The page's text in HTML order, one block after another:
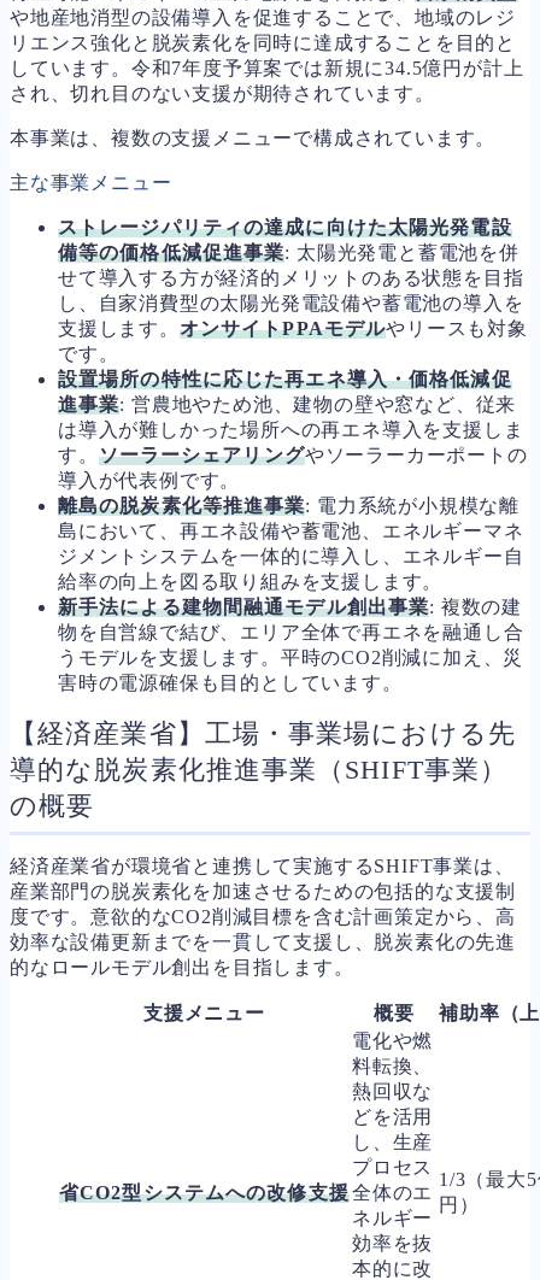
や地産地消型の設備導入を促進することで、地域のレジ
リエンス強化と脱炭素化を同時に達成することを目的と
しています。令和7年度予算案では新規に34.5億円が計上
され、切れ目のない支援が期待されています。
本事業は、複数の支援メニューで構成されています。
主な事業メニュー
ストレージパリティの達成に向けた太陽光発電設
備等の価格低減促進事業: 太陽光発電と蓄電池を併
せて導入する方が経済的メリットのある状態を目指
し、自家消費型の太陽光発電設備や蓄電池の導入を
支援します。 オンサイトPPAモデルやリースも対象
です。
設置場所の特性に応じた再エネ導入・価格低減促
進事業: 営農地やため池、建物の壁や窓など、従来
は導入が難しかった場所への再エネ導入を支援しま
す。 ソーラーシェアリングやソーラーカーポートの
導入が代表例です。
離島の脱炭素化等推進事業: 電力系統が小規模な離
島において、再エネ設備や蓄電池、エネルギーマネ
ジメントシステムを一体的に導入し、エネルギー自
給率の向上を図る取り組みを支援します。
新手法による建物間融通モデル創出事業: 複数の建
物を自営線で結び、エリア全体で再エネを融通し合
うモデルを支援します。平時のCO2削減に加え、災
害時の電源確保も目的としています。
【経済産業省】工場・事業場における先
導的な脱炭素化推進事業（SHIFT事業）
の概要
経済産業省が環境省と連携して実施するSHIFT事業は、
産業部門の脱炭素化を加速させるための包括的な支援制
度です。意欲的なCO2削減目標を含む計画策定から、高
効率な設備更新までを一貫して支援し、脱炭素化の先進
的なロールモデル創出を目指します。
支援メニュー 概要 補助率（
省CO2型システムへの改修支援
電化や燃
料転換、
熱回収な
どを活用
し、生産
プロセス
全体のエ
ネルギー
効率を抜
本的に改
1/3（最大
円）